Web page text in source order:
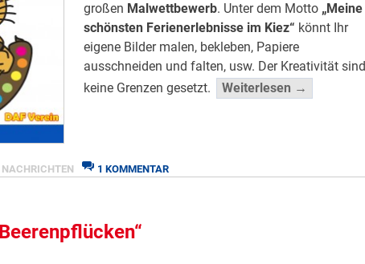
großen Malwettbewerb. Unter dem Motto „Meine
schönsten Ferienerlebnisse im Kiez“ könnt Ihr
eigene Bilder malen, bekleben, Papiere
ausschneiden und falten, usw. Der Kreativität sind
keine Grenzen gesetzt.
Weiterlesen →
NACHRICHTEN 1 KOMMENTARZU